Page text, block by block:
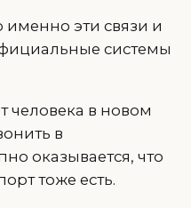
именно эти связи и
системы
человека в новом
в
оказывается, что
тоже есть.